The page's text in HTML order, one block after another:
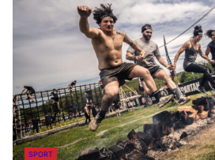
SPORT